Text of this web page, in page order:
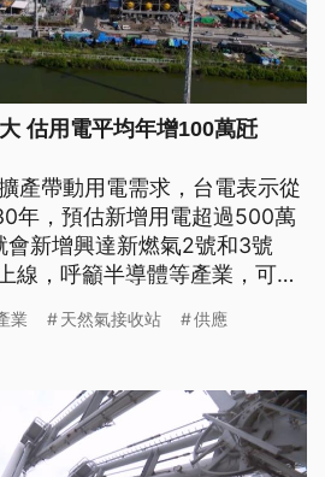
估用電平均年增100萬瓩
產帶動用電需求，台電表示從
年，預估新增用電超過500萬
新增興達新燃氣2號和3號
線，呼籲半導體等產業，可往
遇上中東危機，經濟部表示，
業 天然氣接收站 供應